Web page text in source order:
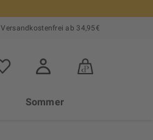
Versand­kosten­frei ab 34,95€
Sommer